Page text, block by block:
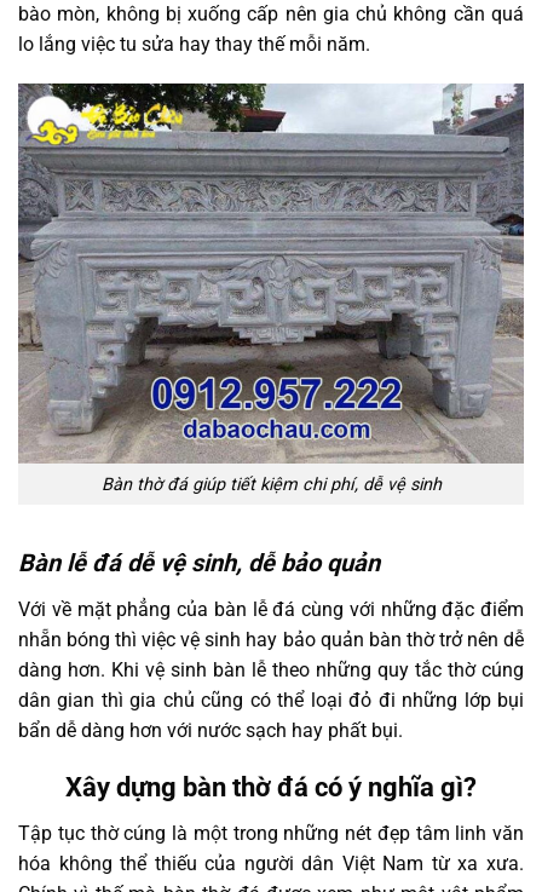
bào mòn, không bị xuống cấp nên gia chủ không cần quá
lo lắng việc tu sửa hay thay thế mỗi năm.
Bàn thờ đá giúp tiết kiệm chi phí, dễ vệ sinh
Bàn lễ đá dễ vệ sinh, dễ bảo quản
Với về mặt phẳng của bàn lễ đá cùng với những đặc điểm
nhẵn bóng thì việc vệ sinh hay bảo quản bàn thờ trở nên dễ
dàng hơn. Khi vệ sinh bàn lễ theo những quy tắc thờ cúng
dân gian thì gia chủ cũng có thể loại đỏ đi những lớp bụi
bẩn dễ dàng hơn với nước sạch hay phất bụi.
Xây dựng bàn thờ đá có ý nghĩa gì?
Tập tục thờ cúng là một trong những nét đẹp tâm linh văn
hóa không thể thiếu của người dân Việt Nam từ xa xưa.